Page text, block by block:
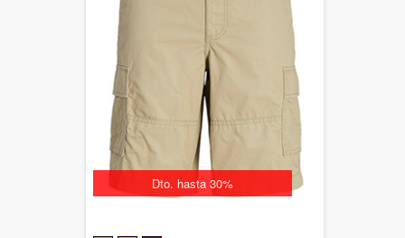
Dto. hasta 30%